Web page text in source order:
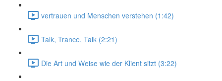
vertrauen und Menschen verstehen (1:42)
Talk, Trance, Talk (2:21)
Die Art und Weise wie der Klient sitzt (3:22)